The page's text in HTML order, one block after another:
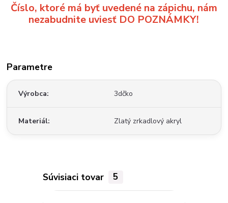
Číslo, ktoré má byť uvedené na zápichu, nám
nezabudnite uviesť DO POZNÁMKY!
Parametre
Výrobca 3dčko
Materiál Zlatý zrkadlový akryl
Súvisiaci tovar 5